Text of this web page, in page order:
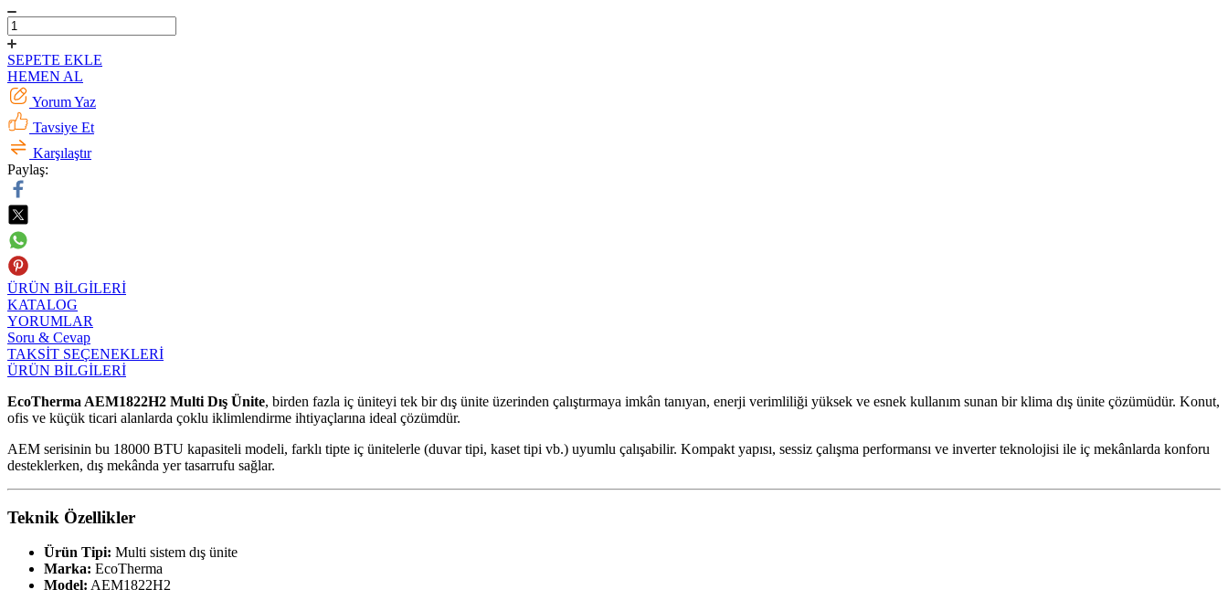
SEPETE EKLE
HEMEN AL
Yorum Yaz
Tavsiye Et
Karşılaştır
Paylaş:
ÜRÜN BİLGİLERİ
KATALOG
YORUMLAR
Soru & Cevap
TAKSİT SEÇENEKLERİ
ÜRÜN BİLGİLERİ
EcoTherma AEM1822H2 Multi Dış Ünite, birden fazla iç üniteyi tek bir dış ünite üzerinden çalıştırmaya imkân tanıyan, enerji verimliliği yüksek ve esnek kullanım sunan bir klima dış ünite çözümüdür. Konut,
ofis ve küçük ticari alanlarda çoklu iklimlendirme ihtiyaçlarına ideal çözümdür.
AEM serisinin bu 18000 BTU kapasiteli modeli, farklı tipte iç ünitelerle (duvar tipi, kaset tipi vb.) uyumlu çalışabilir. Kompakt yapısı, sessiz çalışma performansı ve inverter teknolojisi ile iç mekânlarda konforu
desteklerken, dış mekânda yer tasarrufu sağlar.
Teknik Özellikler
Ürün Tipi: Multi sistem dış ünite
Marka: EcoTherma
Model: AEM1822H2